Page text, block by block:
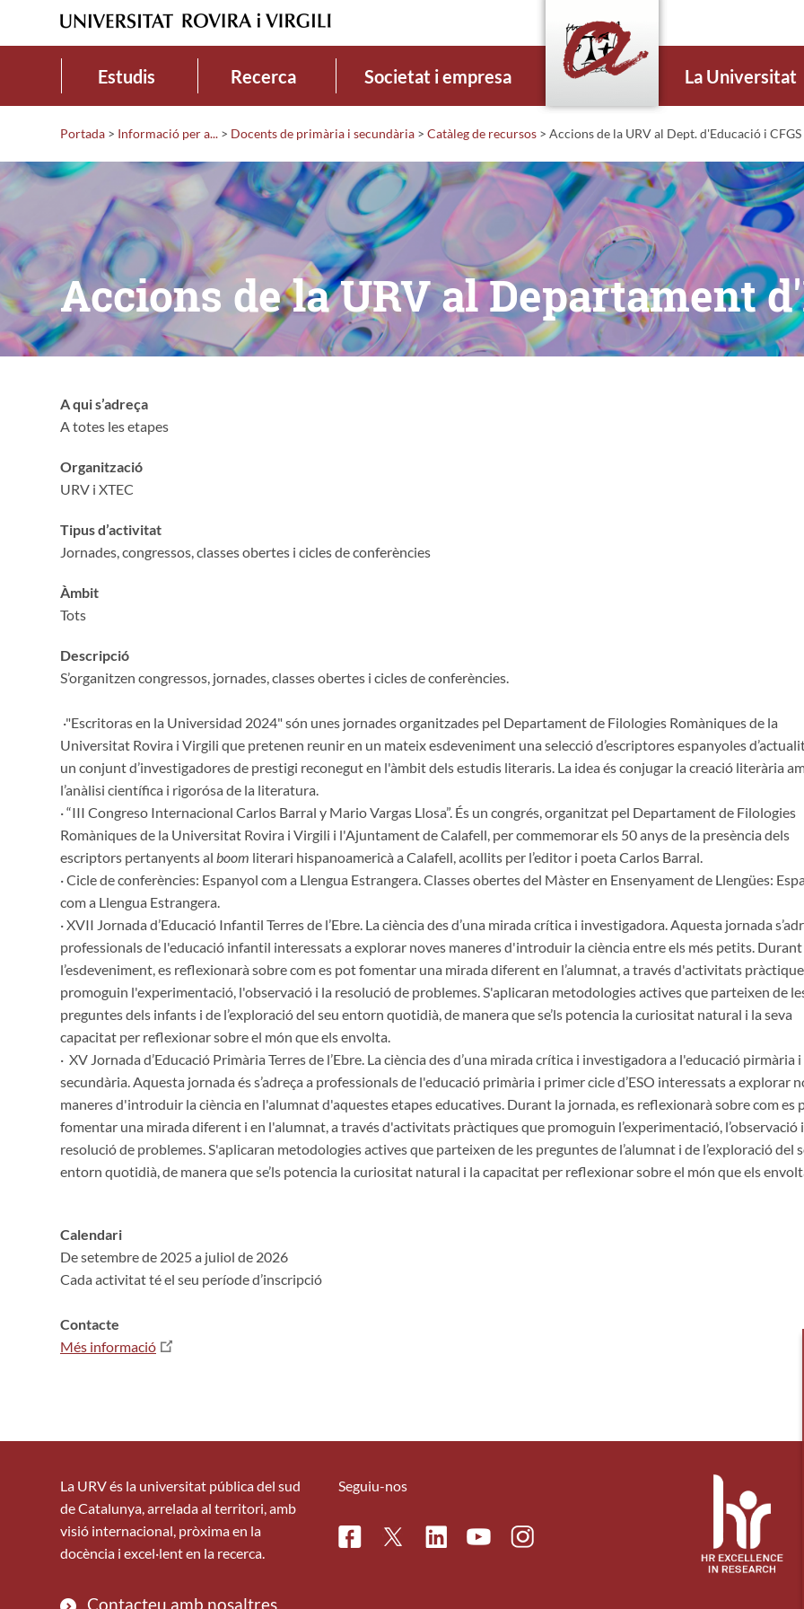
Estudis Recerca Societat i empresa La Universitat
Portada > Informació per a... > Docents de primària i secundària > Catàleg de recursos > Accions de la URV al Dept. d'Educació i CFGS
Accions de la URV al Departament
A qui s’adreça
A totes les etapes
Organització
URV i XTEC
Tipus d’activitat
Jornades, congressos, classes obertes i cicles de conferències
Àmbit
Tots
Descripció
S’organitzen congressos, jornades, classes obertes i cicles de conferències.
·"Escritoras en la Universidad 2024" són unes jornades organitzades pel Departament de Filologies Romàniques de la
Universitat Rovira i Virgili que pretenen reunir en un mateix esdeveniment una selecció d’escriptores espanyoles
un conjunt d’investigadores de prestigi reconegut en l'àmbit dels estudis literaris. La idea és conjugar la creació literària
l’anàlisi científica i rigorósa de la literatura.
· “III Congreso Internacional Carlos Barral y Mario Vargas Llosa”. És un congrés, organitzat pel Departament de Filologies
Romàniques de la Universitat Rovira i Virgili i l'Ajuntament de Calafell, per commemorar els 50 anys de la presència dels
escriptors pertanyents al boom literari hispanoamericà a Calafell, acollits per l’editor i poeta Carlos Barral.
· Cicle de conferències: Espanyol com a Llengua Estrangera. Classes obertes del Màster en Ensenyament de Llengües:
com a Llengua Estrangera.
· XVII Jornada d’Educació Infantil Terres de l’Ebre. La ciència des d’una mirada crítica i investigadora. Aquesta jornada
professionals de l'educació infantil interessats a explorar noves maneres d'introduir la ciència entre els més petits. Durant
l’esdeveniment, es reflexionarà sobre com es pot fomentar una mirada diferent en l’alumnat, a través d'activitats
promoguin l'experimentació, l'observació i la resolució de problemes. S'aplicaran metodologies actives que parteixen de
preguntes dels infants i de l’exploració del seu entorn quotidià, de manera que se’ls potencia la curiositat natural i la seva
capacitat per reflexionar sobre el món que els envolta.
· XV Jornada d’Educació Primària Terres de l’Ebre. La ciència des d’una mirada crítica i investigadora a l'educació pirmària i
secundària. Aquesta jornada és s’adreça a professionals de l'educació primària i primer cicle d’ESO interessats a explorar
maneres d'introduir la ciència en l'alumnat d'aquestes etapes educatives. Durant la jornada, es reflexionarà sobre com es
fomentar una mirada diferent i en l'alumnat, a través d'activitats pràctiques que promoguin l’experimentació, l’observació
resolució de problemes. S'aplicaran metodologies actives que parteixen de les preguntes de l’alumnat i de l’exploració del
entorn quotidià, de manera que se’ls potencia la curiositat natural i la capacitat per reflexionar sobre el món que els
Calendari
De setembre de 2025 a juliol de 2026
Cada activitat té el seu període d’inscripció
Contacte
Més informació
La URV és la universitat pública del sud
de Catalunya, arrelada al territori, amb
visió internacional, pròxima en la
docència i excel·lent en la recerca.
Contacteu amb nosaltres
Seguiu-nos
FacebookTwitterLinkedinYoutubeInstagram